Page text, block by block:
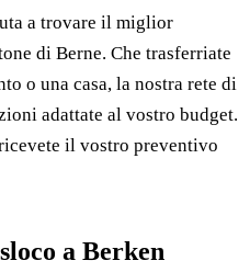
a trovare il miglior
di Berne. Che trasferriate
o una casa, la nostra rete di
adattate al vostro budget.
il vostro preventivo
a Berken